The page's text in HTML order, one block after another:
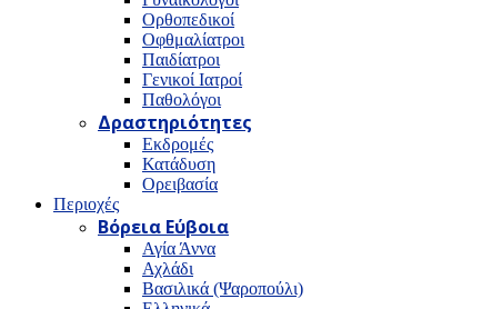
Ορθοπεδικοί
Οφθμαλίατροι
Παιδίατροι
Γενικοί Ιατροί
Παθολόγοι
Δραστηριότητες
Εκδρομές
Κατάδυση
Ορειβασία
Περιοχές
Βόρεια Εύβοια
Αγία Άννα
Αχλάδι
Βασιλικά (Ψαροπούλι)